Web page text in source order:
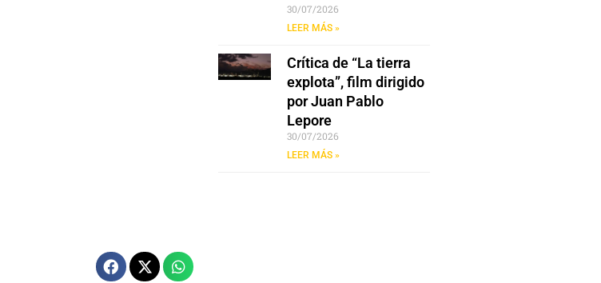
30/07/2026
LEER MÁS »
Crítica de “La tierra
explota”, film dirigido
por Juan Pablo
Lepore
30/07/2026
LEER MÁS »